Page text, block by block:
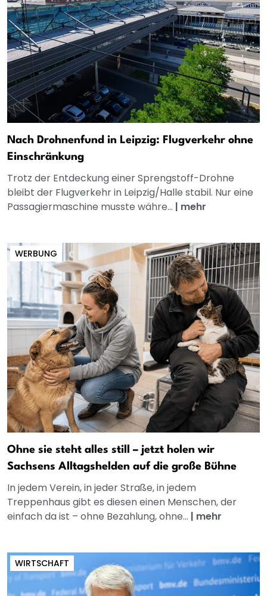
Nach Drohnenfund in Leipzig: Flugverkehr ohne
Einschränkung
Trotz der Entdeckung einer Sprengstoff-Drohne
bleibt der Flugverkehr in Leipzig/Halle stabil. Nur eine
Passagiermaschine musste währe... | mehr
WERBUNG
Ohne sie steht alles still – jetzt holen wir
Sachsens Alltagshelden auf die große Bühne
In jedem Verein, in jeder Straße, in jedem
Treppenhaus gibt es diesen einen Menschen, der
einfach da ist – ohne Bezahlung, ohne... | mehr
WIRTSCHAFT